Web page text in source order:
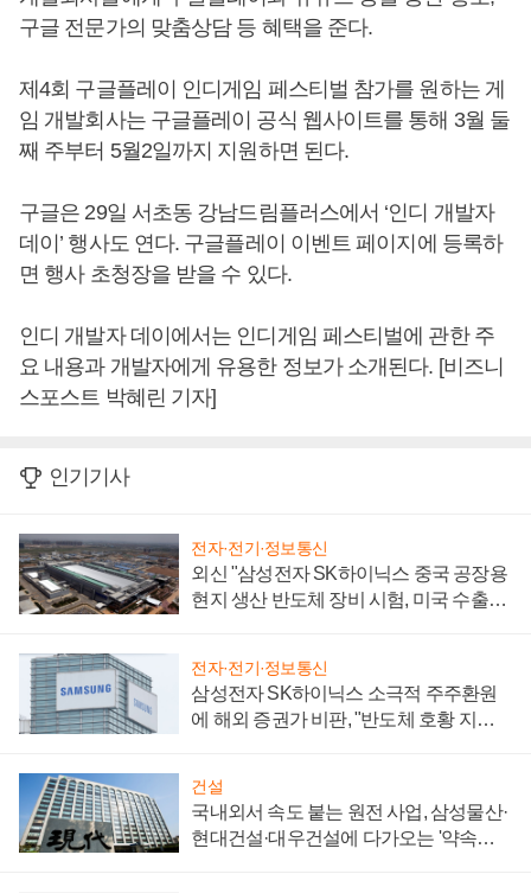
구글 전문가의 맞춤상담 등 혜택을 준다.
제4회 구글플레이 인디게임 페스티벌 참가를 원하는 게
임 개발회사는 구글플레이 공식 웹사이트를 통해 3월 둘
째 주부터 5월2일까지 지원하면 된다.
구글은 29일 서초동 강남드림플러스에서 ‘인디 개발자
데이’ 행사도 연다. 구글플레이 이벤트 페이지에 등록하
면 행사 초청장을 받을 수 있다.
인디 개발자 데이에서는 인디게임 페스티벌에 관한 주
요 내용과 개발자에게 유용한 정보가 소개된다. [비즈니
스포스트 박혜린 기자]
인기기사
전자·전기·정보통신
외신 "삼성전자 SK하이닉스 중국 공장용
현지 생산 반도체 장비 시험, 미국 수출통
전자·전기·정보통신
삼성전자 SK하이닉스 소극적 주주환원
에 해외 증권가 비판, "반도체 호황 지속
건설
국내외서 속도 붙는 원전 사업, 삼성물산·
현대건설·대우건설에 다가오는 '약속의